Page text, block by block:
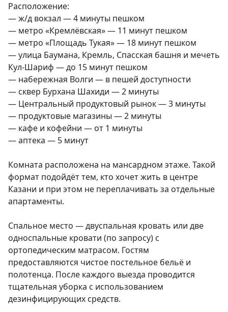
Расположение:
— ж/д вокзал — 4 минуты пешком
— метро «Кремлёвская» — 11 минут пешком
— метро «Площадь Тукая» — 18 минут пешком
— улица Баумана, Кремль, Спасская башня и мечеть
Кул-Шариф — до 15 минут пешком
— набережная Волги — в пешей доступности
— сквер Бурхана Шахиди — 2 минуты
— Центральный продуктовый рынок — 3 минуты
— продуктовые магазины — 2 минуты
— кафе и кофейни — от 1 минуты
— аптека — 5 минут
Комната расположена на мансардном этаже. Такой
формат подойдёт тем, кто хочет жить в центре
Казани и при этом не переплачивать за отдельные
апартаменты.
Спальное место — двуспальная кровать или две
односпальные кровати (по запросу) с
ортопедическим матрасом. Гостям
предоставляются чистое постельное бельё и
полотенца. После каждого выезда проводится
тщательная уборка с использованием
дезинфицирующих средств.